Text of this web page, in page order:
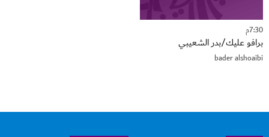
7:30م
برافو عليك/بدر الشعيبي
bader alshoaibi